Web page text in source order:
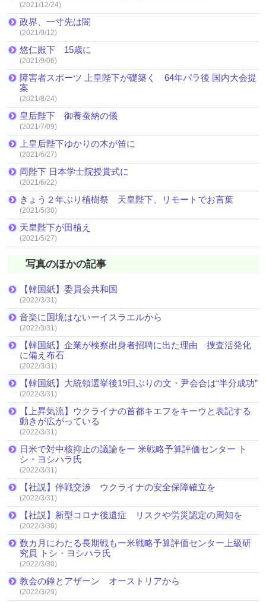
(2021/12/24)
政界、一寸先は闇
(2021/9/12)
悠仁殿下 15歳に
(2021/9/06)
障害者スポーツ 上皇陛下が礎築く 64年パラ後 国内大会提
案
(2021/8/24)
皇后陛下 御養蚕納の儀
(2021/7/09)
上皇后陛下ゆかりの木が笛に
(2021/6/27)
両陛下 日本学士院授賞式に
(2021/6/22)
きょう２年ぶり植樹祭 天皇陛下、リモートでお言葉
(2021/5/30)
天皇陛下が田植え
(2021/5/27)
写真のほかの記事
【韓国紙】委員会共和国
(2022/3/31)
音楽に国境はないーイスラエルから
(2022/3/31)
【韓国紙】企業が検察出身者招聘に出た理由 捜査活発化
に備え布石
(2022/3/31)
【韓国紙】大統領選挙後19日ぶりの文・尹会合は“半分成功”
(2022/3/31)
【上昇気流】ウクライナの首都キエフをキーウと表記する
動きが広がっている
(2022/3/31)
日米で対中核抑止の議論をー 米戦略予算評価センター ト
シ・ヨシハラ氏
(2022/3/31)
【社説】停戦交渉 ウクライナの安全保障確立を
(2022/3/31)
【社説】新型コロナ後遺症 リスクや労災認定の周知を
(2022/3/30)
数カ月にわたる長期戦もー米戦略予算評価センター上級研
究員 トシ・ヨシハラ氏
(2022/3/30)
教会の鐘とアザーン オーストリアから
(2022/3/29)